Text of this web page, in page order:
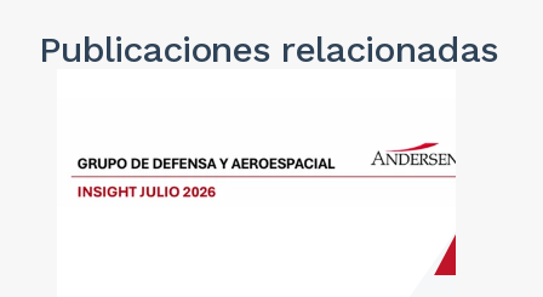
Publicaciones relacionadas